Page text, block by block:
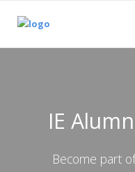
IE
Become part